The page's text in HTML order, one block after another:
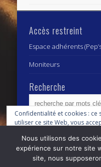
Accès restreint
Espace adhérents
Moniteurs
Recherche
Archives
Archives
Confidentialité et cookies : ce
utiliser ce site Web, vous
Pour en savoir plus,
consultez :Politique relative
Nous utilisons des
expérience sur notre site
site, nous